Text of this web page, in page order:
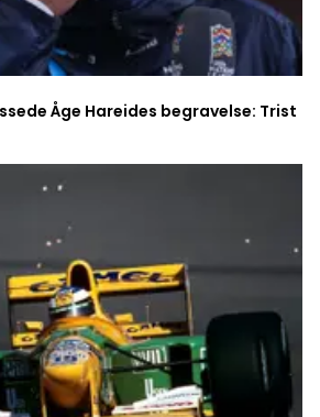
Åge Hareides begravelse: Trist